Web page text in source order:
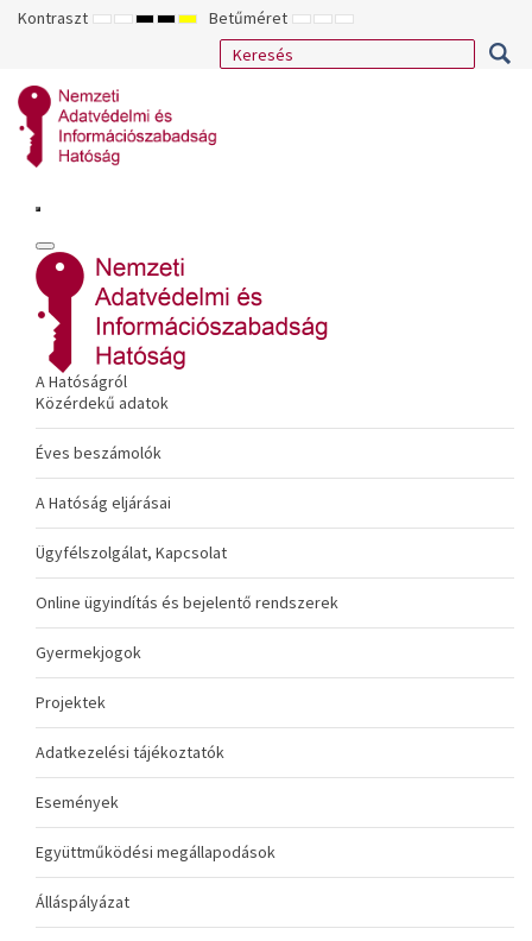
Kontraszt ALAPÉRTELMEZETT
ÉJSZAKAI
NAGY
KONTRASZTÚ
NAGY
KONTRASZTÚ
NAGY
KONTRASZTÚ
SÁRGA
FEKETE
Betűméret KISEBB
BETŰTÍPUS
ALAPÉRTELMEZETT
BETŰMÉRET
NAGYOBB
BETŰMÉRET
A Hatóságról
Közérdekű adatok
Éves beszámolók
A Hatóság eljárásai
Ügyfélszolgálat, Kapcsolat
Online ügyindítás és bejelentő rendszerek
Gyermekjogok
Projektek
Adatkezelési tájékoztatók
Események
Együttműködési megállapodások
Álláspályázat